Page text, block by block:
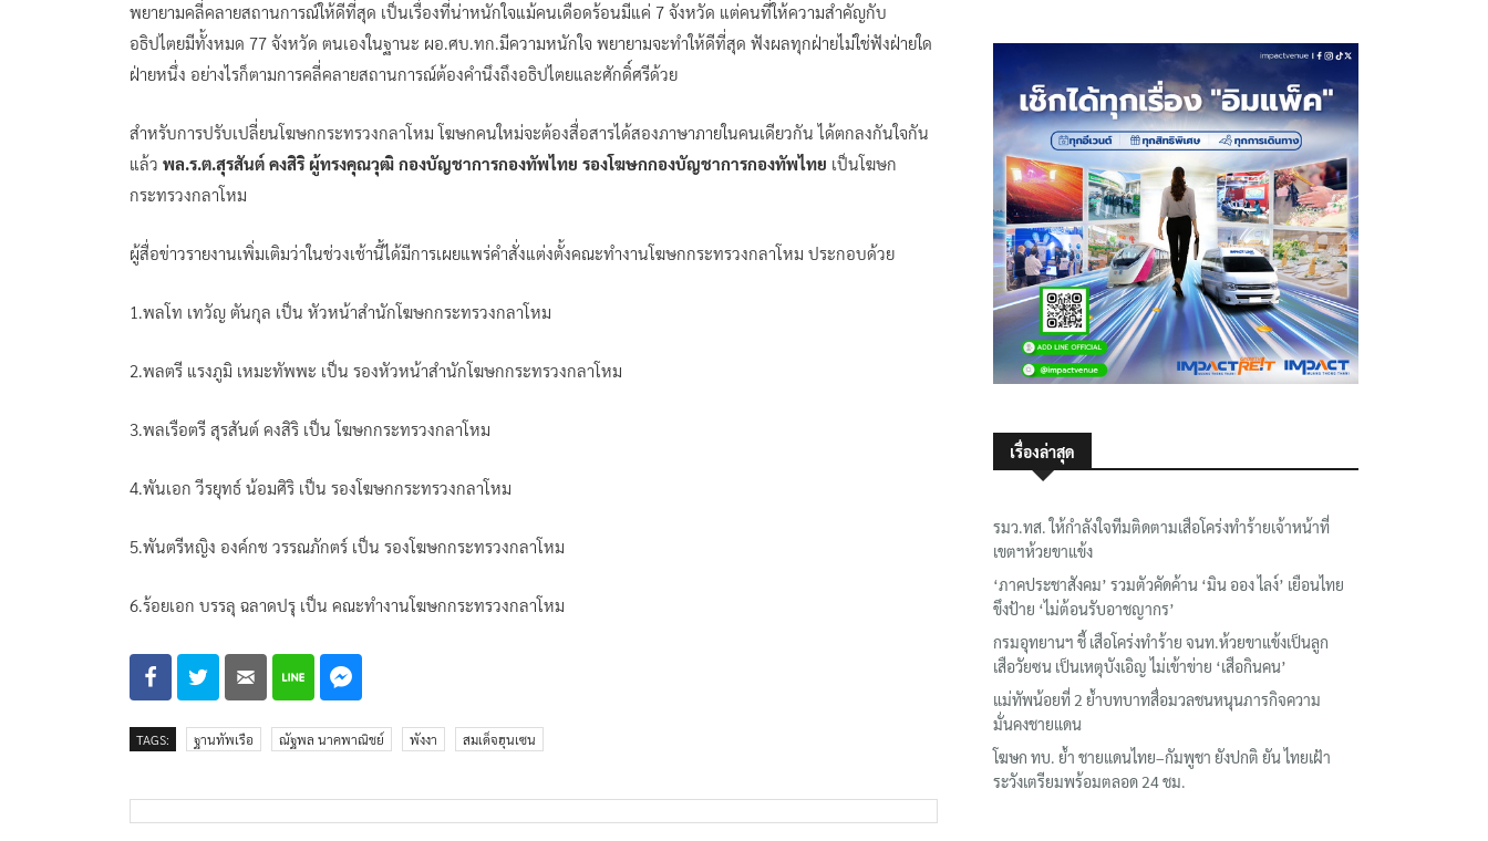
พยายามคลี่คลายสถานการณ์ให้ดีที่สุด เป็นเรื่องที่น่าหนักใจแม้คนเดือดร้อนมีแค่ 7 จังหวัด แต่คนที่ให้ความสำคัญกับ
อธิปไตยมีทั้งหมด 77 จังหวัด ตนเองในฐานะ ผอ.ศบ.ทก.มีความหนักใจ พยายามจะทำให้ดีที่สุด ฟังผลทุกฝ่ายไม่ใช่ฟังฝ่ายใด
ฝ่ายหนึ่ง อย่างไรก็ตามการคลี่คลายสถานการณ์ต้องคำนึงถึงอธิปไตยและศักดิ์ศรีด้วย
สำหรับการปรับเปลี่ยนโฆษกกระทรวงกลาโหม โฆษกคนใหม่จะต้องสื่อสารได้สองภาษาภายในคนเดียวกัน ได้ตกลงกันใจกัน
แล้ว พล.ร.ต.สุรสันต์ คงสิริ ผู้ทรงคุณวุฒิ กองบัญชาการกองทัพไทย รองโฆษกกองบัญชาการกองทัพไทย เป็นโฆษก
กระทรวงกลาโหม
ผู้สื่อข่าวรายงานเพิ่มเติมว่าในช่วงเช้านี้ได้มีการเผยแพร่คำสั่งแต่งตั้งคณะทำงานโฆษกกระทรวงกลาโหม ประกอบด้วย
1.พลโท เทวัญ ตันกุล เป็น หัวหน้าสำนักโฆษกกระทรวงกลาโหม
2.พลตรี แรงภูมิ เหมะทัพพะ เป็น รองหัวหน้าสำนักโฆษกกระทรวงกลาโหม
3.พลเรือตรี สุรสันต์ คงสิริ เป็น โฆษกกระทรวงกลาโหม
4.พันเอก วีรยุทธ์ น้อมศิริ เป็น รองโฆษกกระทรวงกลาโหม
5.พันตรีหญิง องค์กช วรรณภักตร์ เป็น รองโฆษกกระทรวงกลาโหม
6.ร้อยเอก บรรลุ ฉลาดปรุ เป็น คณะทำงานโฆษกกระทรวงกลาโหม
TAGS: ฐานทัพเรือ ณัฐพล นาคพาณิชย์ พังงา สมเด็จฮุนเซน
เรื่องล่าสุด
รมว.ทส. ให้กำลังใจทีมติดตามเสือโคร่งทำร้ายเจ้าหน้าที่
เขตฯห้วยขาแข้ง
‘ภาคประชาสังคม’ รวมตัวคัดค้าน ‘มิน ออง ไลง์’ เยือนไทย
ขึงป้าย ‘ไม่ต้อนรับอาชญากร’
กรมอุทยานฯ ชี้ เสือโคร่งทำร้าย จนท.ห้วยขาแข้งเป็นลูก
เสือวัยซน เป็นเหตุบังเอิญ ไม่เข้าข่าย ‘เสือกินคน’
แม่ทัพน้อยที่ 2 ย้ำบทบาทสื่อมวลชนหนุนภารกิจความ
มั่นคงชายแดน
โฆษก ทบ. ย้ำ ชายแดนไทย–กัมพูชา ยังปกติ ยัน ไทยเฝ้า
ระวังเตรียมพร้อมตลอด 24 ชม.